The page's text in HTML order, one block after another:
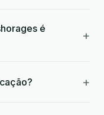
é
+
+